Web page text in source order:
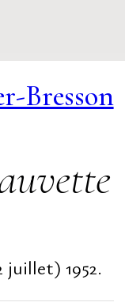
Bresson
juillet) 1952.